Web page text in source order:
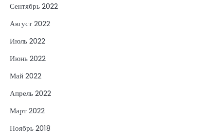
Сентябрь 2022
Август 2022
Июль 2022
Июнь 2022
Май 2022
Апрель 2022
Март 2022
Ноябрь 2018